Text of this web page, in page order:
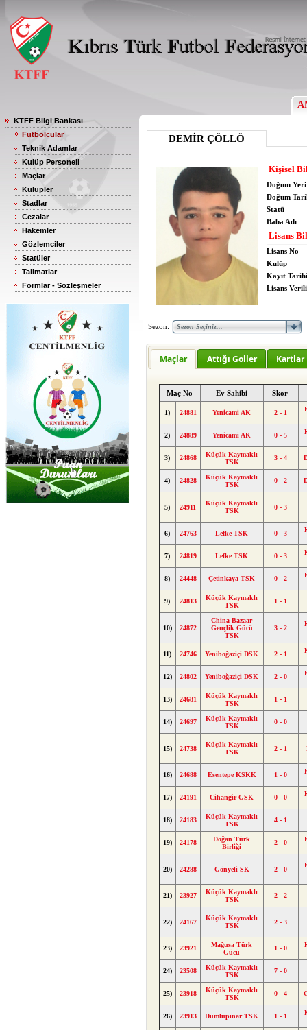
KTFF Bilgi Bankası
Futbolcular
Teknik Adamlar
Kulüp Personeli
Maçlar
Kulüpler
Stadlar
Cezalar
Hakemler
Gözlemciler
Statüler
Talimatlar
Formlar - Sözleşmeler
DEMİR ÇÖLLÖ
Kişisel
Doğum Yeri
Doğum
Statü
Baba Adı
Lisans
Lisans No
Kulüp
Kayıt Tarihi
Lisans
Sezon:
Maçlar Attığı Goller Kartlar
Maç No Ev Sahibi Skor
1) 24881 Yenicami AK 2 - 1
2) 24889 Yenicami AK 0 - 5
3) 24868
Küçük Kaymaklı
TSK
3 - 4
4) 24828
Küçük Kaymaklı
TSK
0 - 2
5) 24911
Küçük Kaymaklı
TSK
0 - 3
6) 24763 Lefke TSK 0 - 3
7) 24819 Lefke TSK 0 - 3
8) 24448 Çetinkaya TSK 0 - 2
9) 24813
Küçük Kaymaklı
TSK
1 - 1
10) 24872
China Bazaar
Gençlik Gücü
TSK
3 - 2
11) 24746 Yeniboğaziçi DSK 2 - 1
12) 24802 Yeniboğaziçi DSK 2 - 0
13) 24681
Küçük Kaymaklı
TSK
1 - 1
14) 24697
Küçük Kaymaklı
TSK
0 - 0
15) 24738
Küçük Kaymaklı
TSK
2 - 1
16) 24688 Esentepe KSKK 1 - 0
17) 24191 Cihangir GSK 0 - 0
18) 24183
Küçük Kaymaklı
TSK
4 - 1
19) 24178
Doğan Türk
Birliği
2 - 0
20) 24288 Gönyeli SK 2 - 0
21) 23927
Küçük Kaymaklı
TSK
2 - 2
22) 24167
Küçük Kaymaklı
TSK
2 - 3
23) 23921
Mağusa Türk
Gücü
1 - 0
24) 23508
Küçük Kaymaklı
TSK
7 - 0
25) 23918
Küçük Kaymaklı
TSK
0 - 4
26) 23913 Dumlupınar TSK 1 - 1